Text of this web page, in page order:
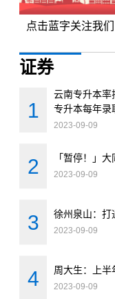
证券
云南专升本率
专升本每年录
2023-09-09
「暂停！」
2023-09-09
徐州泉山：打
2023-09-09
周大生：上半
2023-09-09